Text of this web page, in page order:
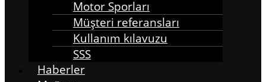
Motor Sporları
Müşteri referansları
Kullanım kılavuzu
SSS
Haberler